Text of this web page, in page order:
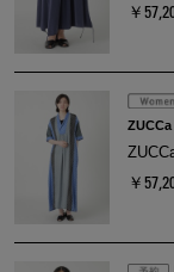
￥
ZUCCa
￥